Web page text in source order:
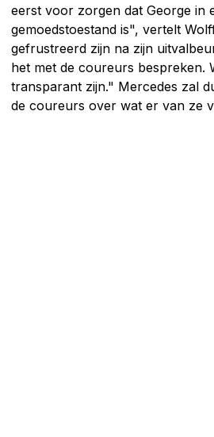
eerst voor zorgen dat George in
gemoedstoestand is", vertelt
gefrustreerd zijn na zijn
het met de coureurs bespreken.
transparant zijn." Mercedes zal
de coureurs over wat er van ze